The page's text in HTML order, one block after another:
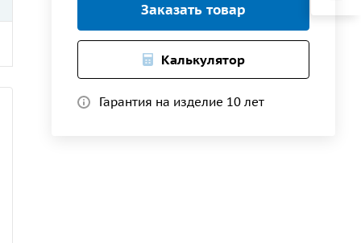
Заказать товар
Калькулятор
Гарантия на изделие 10 лет